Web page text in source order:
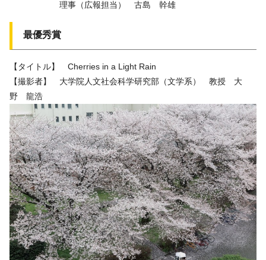
理事（広報担当） 古島 幹雄
最優秀賞
【タイトル】 Cherries in a Light Rain
【撮影者】 大学院人文社会科学研究部（文学系） 教授 大
野 龍浩